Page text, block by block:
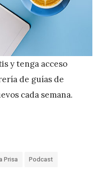
y tenga acceso
de guías de
cada semana.
Prisa Podcast